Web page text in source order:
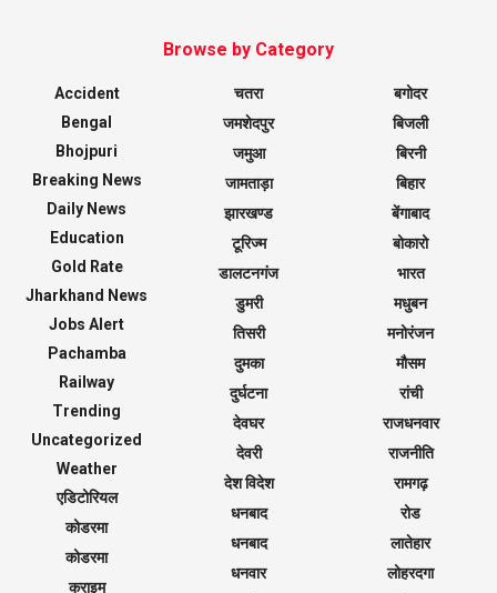
Browse by Category
Accident
Bengal
Bhojpuri
Breaking News
Daily News
Education
Gold Rate
Jharkhand News
Jobs Alert
Pachamba
Railway
Trending
Uncategorized
Weather
एडिटोरियल
कोडरमा
कोडरमा
क्राइम
चतरा
जमशेदपुर
जमुआ
जामताड़ा
झारखण्ड
टूरिज्म
डालटनगंज
डुमरी
तिसरी
दुमका
दुर्घटना
देवघर
देवरी
देश विदेश
धनबाद
धनबाद
धनवार
बगोदर
बिजली
बिरनी
बिहार
बेंगाबाद
बोकारो
भारत
मधुबन
मनोरंजन
मौसम
रांची
राजधनवार
राजनीति
रामगढ़
रोड
लातेहार
लोहरदगा